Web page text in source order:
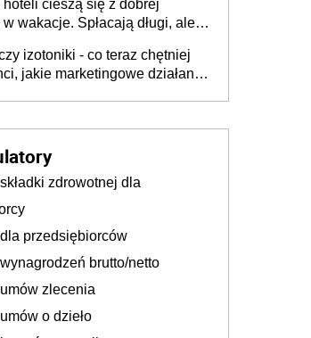
spędzi urlop po cichu
hoteli cieszą się z dobrej
wakacje. Spłacają długi, ale
izotoniki - co teraz chętniej
jakie marketingowe działania
zdrowotnej dla
przedsiębiorców
brutto/netto
zlecenia
o dzieło